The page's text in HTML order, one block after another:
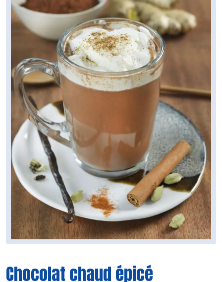
Chocolat chaud épicé